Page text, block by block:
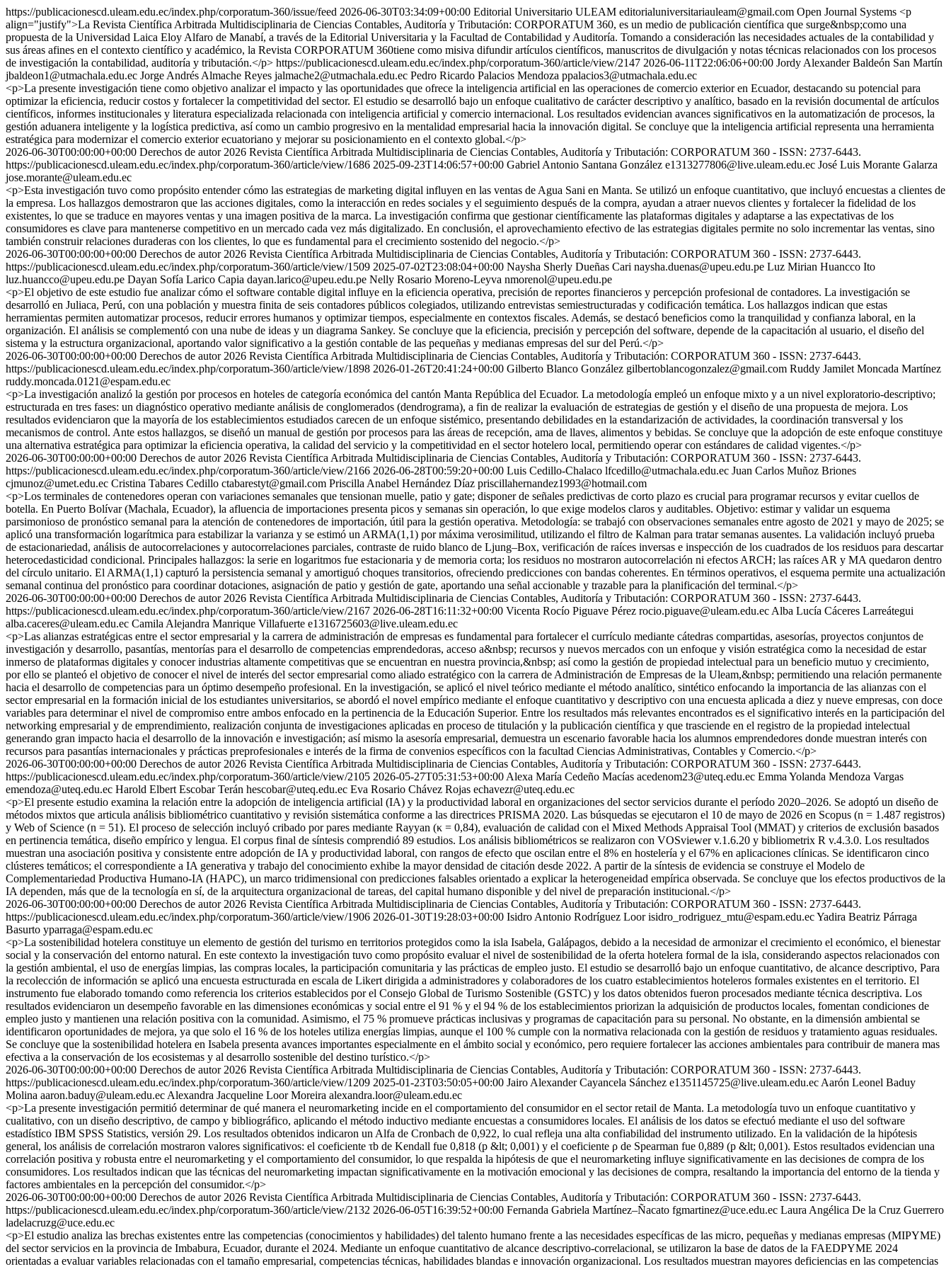
https://publicacionescd.uleam.edu.ec/index.php/corporatum-360/issue/feed 2026-06-30T03:34:09+00:00 Editorial Universitario ULEAM editorialuniversitariauleam@gmail.com Open Journal Systems <p
align="justify">La Revista Científica Arbitrada Multidisciplinaria de Ciencias Contables, Auditoría y Tributación: CORPORATUM 360, es un medio de publicación científica que surge&nbsp;como una
propuesta de la Universidad Laica Eloy Alfaro de Manabí, a través de la Editorial Universitaria y la Facultad de Contabilidad y Auditoría. Tomando a consideración las necesidades actuales de la contabilidad y
sus áreas afines en el contexto científico y académico, la Revista CORPORATUM 360tiene como misiva difundir artículos científicos, manuscritos de divulgación y notas técnicas relacionados con los procesos
de investigación la contabilidad, auditoría y tributación.</p> https://publicacionescd.uleam.edu.ec/index.php/corporatum-360/article/view/2147 2026-06-11T22:06:06+00:00 Jordy Alexander Baldeón San Martín
jbaldeon1@utmachala.edu.ec Jorge Andrés Almache Reyes jalmache2@utmachala.edu.ec Pedro Ricardo Palacios Mendoza ppalacios3@utmachala.edu.ec
<p>La presente investigación tiene como objetivo analizar el impacto y las oportunidades que ofrece la inteligencia artificial en las operaciones de comercio exterior en Ecuador, destacando su potencial para
optimizar la eficiencia, reducir costos y fortalecer la competitividad del sector. El estudio se desarrolló bajo un enfoque cualitativo de carácter descriptivo y analítico, basado en la revisión documental de artículos
científicos, informes institucionales y literatura especializada relacionada con inteligencia artificial y comercio internacional. Los resultados evidencian avances significativos en la automatización de procesos, la
gestión aduanera inteligente y la logística predictiva, así como un cambio progresivo en la mentalidad empresarial hacia la innovación digital. Se concluye que la inteligencia artificial representa una herramienta
estratégica para modernizar el comercio exterior ecuatoriano y mejorar su posicionamiento en el contexto global.</p>
2026-06-30T00:00:00+00:00 Derechos de autor 2026 Revista Científica Arbitrada Multidisciplinaria de Ciencias Contables, Auditoría y Tributación: CORPORATUM 360 - ISSN: 2737-6443.
https://publicacionescd.uleam.edu.ec/index.php/corporatum-360/article/view/1686 2025-09-23T14:06:57+00:00 Gabriel Antonio Santana González e1313277806@live.uleam.edu.ec José Luis Morante Galarza
jose.morante@uleam.edu.ec
<p>Esta investigación tuvo como propósito entender cómo las estrategias de marketing digital influyen en las ventas de Agua Sani en Manta. Se utilizó un enfoque cuantitativo, que incluyó encuestas a clientes de
la empresa. Los hallazgos demostraron que las acciones digitales, como la interacción en redes sociales y el seguimiento después de la compra, ayudan a atraer nuevos clientes y fortalecer la fidelidad de los
existentes, lo que se traduce en mayores ventas y una imagen positiva de la marca. La investigación confirma que gestionar científicamente las plataformas digitales y adaptarse a las expectativas de los
consumidores es clave para mantenerse competitivo en un mercado cada vez más digitalizado. En conclusión, el aprovechamiento efectivo de las estrategias digitales permite no solo incrementar las ventas, sino
también construir relaciones duraderas con los clientes, lo que es fundamental para el crecimiento sostenido del negocio.</p>
2026-06-30T00:00:00+00:00 Derechos de autor 2026 Revista Científica Arbitrada Multidisciplinaria de Ciencias Contables, Auditoría y Tributación: CORPORATUM 360 - ISSN: 2737-6443.
https://publicacionescd.uleam.edu.ec/index.php/corporatum-360/article/view/1509 2025-07-02T23:08:04+00:00 Naysha Sherly Dueñas Cari naysha.duenas@upeu.edu.pe Luz Mirian Huancco Ito
luz.huancco@upeu.edu.pe Dayan Sofía Larico Capia dayan.larico@upeu.edu.pe Nelly Rosario Moreno-Leyva nmorenol@upeu.edu.pe
<p>El objetivo de este estudio fue analizar cómo el software contable digital influye en la eficiencia operativa, precisión de reportes financieros y percepción profesional de contadores. La investigación se
desarrolló en Juliaca, Perú, con una población y muestra finita de seis contadores públicos colegiados, utilizando entrevistas semiestructuradas y codificación temática. Los hallazgos indican que estas
herramientas permiten automatizar procesos, reducir errores humanos y optimizar tiempos, especialmente en contextos fiscales. Además, se destacó beneficios como la tranquilidad y confianza laboral, en la
organización. El análisis se complementó con una nube de ideas y un diagrama Sankey. Se concluye que la eficiencia, precisión y percepción del software, depende de la capacitación al usuario, el diseño del
sistema y la estructura organizacional, aportando valor significativo a la gestión contable de las pequeñas y medianas empresas del sur del Perú.</p>
2026-06-30T00:00:00+00:00 Derechos de autor 2026 Revista Científica Arbitrada Multidisciplinaria de Ciencias Contables, Auditoría y Tributación: CORPORATUM 360 - ISSN: 2737-6443.
https://publicacionescd.uleam.edu.ec/index.php/corporatum-360/article/view/1898 2026-01-26T20:41:24+00:00 Gilberto Blanco González gilbertoblancogonzalez@gmail.com Ruddy Jamilet Moncada Martínez
ruddy.moncada.0121@espam.edu.ec
<p>La investigación analizó la gestión por procesos en hoteles de categoría económica del cantón Manta República del Ecuador. La metodología empleó un enfoque mixto y a un nivel exploratorio-descriptivo;
estructurada en tres fases: un diagnóstico operativo mediante análisis de conglomerados (dendrograma), a fin de realizar la evaluación de estrategias de gestión y el diseño de una propuesta de mejora. Los
resultados evidenciaron que la mayoría de los establecimientos estudiados carecen de un enfoque sistémico, presentando debilidades en la estandarización de actividades, la coordinación transversal y los
mecanismos de control. Ante estos hallazgos, se diseñó un manual de gestión por procesos para las áreas de recepción, ama de llaves, alimentos y bebidas. Se concluye que la adopción de este enfoque constituye
una alternativa estratégica para optimizar la eficiencia operativa, la calidad del servicio y la competitividad en el sector hotelero local, permitiendo operar con estándares de calidad vigentes.</p>
2026-06-30T00:00:00+00:00 Derechos de autor 2026 Revista Científica Arbitrada Multidisciplinaria de Ciencias Contables, Auditoría y Tributación: CORPORATUM 360 - ISSN: 2737-6443.
https://publicacionescd.uleam.edu.ec/index.php/corporatum-360/article/view/2166 2026-06-28T00:59:20+00:00 Luis Cedillo-Chalaco lfcedillo@utmachala.edu.ec Juan Carlos Muñoz Briones
cjmunoz@umet.edu.ec Cristina Tabares Cedillo ctabarestyt@gmail.com Priscilla Anabel Hernández Díaz priscillahernandez1993@hotmail.com
<p>Los terminales de contenedores operan con variaciones semanales que tensionan muelle, patio y gate; disponer de señales predictivas de corto plazo es crucial para programar recursos y evitar cuellos de
botella. En Puerto Bolívar (Machala, Ecuador), la afluencia de importaciones presenta picos y semanas sin operación, lo que exige modelos claros y auditables. Objetivo: estimar y validar un esquema
parsimonioso de pronóstico semanal para la atención de contenedores de importación, útil para la gestión operativa. Metodología: se trabajó con observaciones semanales entre agosto de 2021 y mayo de 2025; se
aplicó una transformación logarítmica para estabilizar la varianza y se estimó un ARMA(1,1) por máxima verosimilitud, utilizando el filtro de Kalman para tratar semanas ausentes. La validación incluyó prueba
de estacionariedad, análisis de autocorrelaciones y autocorrelaciones parciales, contraste de ruido blanco de Ljung–Box, verificación de raíces inversas e inspección de los cuadrados de los residuos para descartar
heterocedasticidad condicional. Principales hallazgos: la serie en logaritmos fue estacionaria y de memoria corta; los residuos no mostraron autocorrelación ni efectos ARCH; las raíces AR y MA quedaron dentro
del círculo unitario. El ARMA(1,1) capturó la persistencia semanal y amortiguó choques transitorios, ofreciendo predicciones con bandas coherentes. En términos operativos, el esquema permite una actualización
semanal continua del pronóstico para coordinar dotaciones, asignación de patio y gestión de gate, aportando una señal accionable y trazable para la planificación del terminal.</p>
2026-06-30T00:00:00+00:00 Derechos de autor 2026 Revista Científica Arbitrada Multidisciplinaria de Ciencias Contables, Auditoría y Tributación: CORPORATUM 360 - ISSN: 2737-6443.
https://publicacionescd.uleam.edu.ec/index.php/corporatum-360/article/view/2167 2026-06-28T16:11:32+00:00 Vicenta Rocío Piguave Pérez rocio.piguave@uleam.edu.ec Alba Lucía Cáceres Larreátegui
alba.caceres@uleam.edu.ec Camila Alejandra Manrique Villafuerte e1316725603@live.uleam.edu.ec
<p>Las alianzas estratégicas entre el sector empresarial y la carrera de administración de empresas es fundamental para fortalecer el currículo mediante cátedras compartidas, asesorías, proyectos conjuntos de
investigación y desarrollo, pasantías, mentorías para el desarrollo de competencias emprendedoras, acceso a&nbsp; recursos y nuevos mercados con un enfoque y visión estratégica como la necesidad de estar
inmerso de plataformas digitales y conocer industrias altamente competitivas que se encuentran en nuestra provincia,&nbsp; así como la gestión de propiedad intelectual para un beneficio mutuo y crecimiento,
por ello se planteó el objetivo de conocer el nivel de interés del sector empresarial como aliado estratégico con la carrera de Administración de Empresas de la Uleam,&nbsp; permitiendo una relación permanente
hacia el desarrollo de competencias para un óptimo desempeño profesional. En la investigación, se aplicó el nivel teórico mediante el método analítico, sintético enfocando la importancia de las alianzas con el
sector empresarial en la formación inicial de los estudiantes universitarios, se abordó el novel empírico mediante el enfoque cuantitativo y descriptivo con una encuesta aplicada a diez y nueve empresas, con doce
variables para determinar el nivel de compromiso entre ambos enfocado en la pertinencia de la Educación Superior. Entre los resultados más relevantes encontrados es el significativo interés en la participación del
networking empresarial y de emprendimiento, realización conjunta de investigaciones aplicadas en proceso de titulación y la publicación científica y que trasciende en el registro de la propiedad intelectual
generando gran impacto hacia el desarrollo de la innovación e investigación; así mismo la asesoría empresarial, demuestra un escenario favorable hacia los alumnos emprendedores donde muestran interés con
recursos para pasantías internacionales y prácticas preprofesionales e interés de la firma de convenios específicos con la facultad Ciencias Administrativas, Contables y Comercio.</p>
2026-06-30T00:00:00+00:00 Derechos de autor 2026 Revista Científica Arbitrada Multidisciplinaria de Ciencias Contables, Auditoría y Tributación: CORPORATUM 360 - ISSN: 2737-6443.
https://publicacionescd.uleam.edu.ec/index.php/corporatum-360/article/view/2105 2026-05-27T05:31:53+00:00 Alexa María Cedeño Macías acedenom23@uteq.edu.ec Emma Yolanda Mendoza Vargas
emendoza@uteq.edu.ec Harold Elbert Escobar Terán hescobar@uteq.edu.ec Eva Rosario Chávez Rojas echavezr@uteq.edu.ec
<p>El presente estudio examina la relación entre la adopción de inteligencia artificial (IA) y la productividad laboral en organizaciones del sector servicios durante el período 2020–2026. Se adoptó un diseño de
métodos mixtos que articula análisis bibliométrico cuantitativo y revisión sistemática conforme a las directrices PRISMA 2020. Las búsquedas se ejecutaron el 10 de mayo de 2026 en Scopus (n = 1.487 registros)
y Web of Science (n = 51). El proceso de selección incluyó cribado por pares mediante Rayyan (κ = 0,84), evaluación de calidad con el Mixed Methods Appraisal Tool (MMAT) y criterios de exclusión basados
en pertinencia temática, diseño empírico y lengua. El corpus final de síntesis comprendió 89 estudios. Los análisis bibliométricos se realizaron con VOSviewer v.1.6.20 y bibliometrix R v.4.3.0. Los resultados
muestran una asociación positiva y consistente entre adopción de IA y productividad laboral, con rangos de efecto que oscilan entre el 8% en hostelería y el 67% en aplicaciones clínicas. Se identificaron cinco
clústeres temáticos; el correspondiente a IA generativa y trabajo del conocimiento exhibe la mayor densidad de citación desde 2022. A partir de la síntesis de evidencia se construye el Modelo de
Complementariedad Productiva Humano-IA (HAPC), un marco tridimensional con predicciones falsables orientado a explicar la heterogeneidad empírica observada. Se concluye que los efectos productivos de la
IA dependen, más que de la tecnología en sí, de la arquitectura organizacional de tareas, del capital humano disponible y del nivel de preparación institucional.</p>
2026-06-30T00:00:00+00:00 Derechos de autor 2026 Revista Científica Arbitrada Multidisciplinaria de Ciencias Contables, Auditoría y Tributación: CORPORATUM 360 - ISSN: 2737-6443.
https://publicacionescd.uleam.edu.ec/index.php/corporatum-360/article/view/1906 2026-01-30T19:28:03+00:00 Isidro Antonio Rodríguez Loorisidro_rodriguez_mtu@espam.edu.ecYadira Beatriz Párraga
Basurto yparraga@espam.edu.ec
<p>La sostenibilidad hotelera constituye un elemento de gestión del turismo en territorios protegidos como la isla Isabela, Galápagos, debido a la necesidad de armonizar el crecimiento el económico, el bienestar
social y la conservación del entorno natural. En este contexto la investigación tuvo como propósito evaluar el nivel de sostenibilidad de la oferta hotelera formal de la isla, considerando aspectos relacionados con
la gestión ambiental, el uso de energías limpias, las compras locales, la participación comunitaria y las prácticas de empleo justo. El estudio se desarrolló bajo un enfoque cuantitativo, de alcance descriptivo, Para
la recolección de información se aplicó una encuesta estructurada en escala de Likert dirigida a administradores y colaboradores de los cuatro establecimientos hoteleros formales existentes en el territorio. El
instrumento fue elaborado tomando como referencia los criterios establecidos por el Consejo Global de Turismo Sostenible (GSTC) y los datos obtenidos fueron procesados mediante técnica descriptiva. Los
resultados evidenciaron un desempeño favorable en las dimensiones económicas y social entre el 91 % y el 94 % de los establecimientos priorizan la adquisición de productos locales, fomentan condiciones de
empleo justo y mantienen una relación positiva con la comunidad. Asimismo, el 75 % promueve prácticas inclusivas y programas de capacitación para su personal. No obstante, en la dimensión ambiental se
identificaron oportunidades de mejora, ya que solo el 16 % de los hoteles utiliza energías limpias, aunque el 100 % cumple con la normativa relacionada con la gestión de residuos y tratamiento aguas residuales.
Se concluye que la sostenibilidad hotelera en Isabela presenta avances importantes especialmente en el ámbito social y económico, pero requiere fortalecer las acciones ambientales para contribuir de manera mas
efectiva a la conservación de los ecosistemas y al desarrollo sostenible del destino turístico.</p>
2026-06-30T00:00:00+00:00 Derechos de autor 2026 Revista Científica Arbitrada Multidisciplinaria de Ciencias Contables, Auditoría y Tributación: CORPORATUM 360 - ISSN: 2737-6443.
https://publicacionescd.uleam.edu.ec/index.php/corporatum-360/article/view/1209 2025-01-23T03:50:05+00:00 Jairo Alexander Cayancela Sánchez e1351145725@live.uleam.edu.ec Aarón Leonel Baduy
Molina aaron.baduy@uleam.edu.ec Alexandra Jacqueline Loor Moreira alexandra.loor@uleam.edu.ec
<p>La presente investigación permitió determinar de qué manera el neuromarketing incide en el comportamiento del consumidor en el sector retail de Manta. La metodología tuvo un enfoque cuantitativo y
cualitativo, con un diseño descriptivo, de campo y bibliográfico, aplicando el método inductivo mediante encuestas a consumidores locales. El análisis de los datos se efectuó mediante el uso del software
estadístico IBM SPSS Statistics, versión 29. Los resultados obtenidos indicaron un Alfa de Cronbach de 0,922, lo cual refleja una alta confiabilidad del instrumento utilizado. En la validación de la hipótesis
general, los análisis de correlación mostraron valores significativos: el coeficiente τb de Kendall fue 0,818 (p &lt; 0,001) y el coeficiente ρ de Spearman fue 0,889 (p &lt; 0,001). Estos resultados evidencian una
correlación positiva y robusta entre el neuromarketing y el comportamiento del consumidor, lo que respalda la hipótesis de que el neuromarketing influye significativamente en las decisiones de compra de los
consumidores. Los resultados indican que las técnicas del neuromarketing impactan significativamente en la motivación emocional y las decisiones de compra, resaltando la importancia del entorno de la tienda y
factores ambientales en la percepción del consumidor.</p>
2026-06-30T00:00:00+00:00 Derechos de autor 2026 Revista Científica Arbitrada Multidisciplinaria de Ciencias Contables, Auditoría y Tributación: CORPORATUM 360 - ISSN: 2737-6443.
https://publicacionescd.uleam.edu.ec/index.php/corporatum-360/article/view/2132 2026-06-05T16:39:52+00:00 Fernanda Gabriela Martínez–Ñacato fgmartinez@uce.edu.ec Laura Angélica De la Cruz Guerrero
ladelacruzg@uce.edu.ec
<p>El estudio analiza las brechas existentes entre las competencias (conocimientos y habilidades) del talento humano frente a las necesidades específicas de las micro, pequeñas y medianas empresas (MIPYME)
del sector servicios en la provincia de Imbabura, Ecuador, durante el 2024. Mediante un enfoque cuantitativo de alcance descriptivo-correlacional, se utilizaron la base de datos de la FAEDPYME 2024
orientadas a evaluar variables relacionadas con el tamaño empresarial, competencias técnicas, habilidades blandas e innovación organizacional. Los resultados muestran mayores deficiencias en las competencias